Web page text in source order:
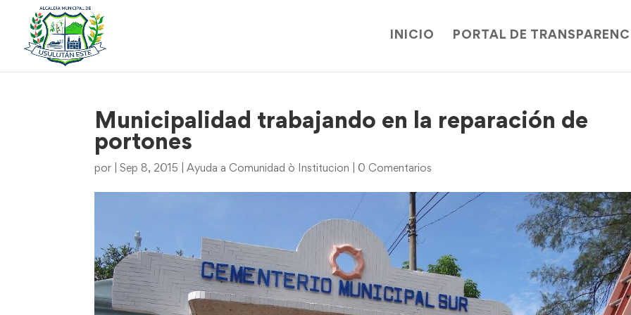
INICIO PORTAL DE
Municipalidad trabajando en la reparación de
portones
por |Sep 8, 2015 |Ayuda a Comunidad ò Institucion 0 Comentarios